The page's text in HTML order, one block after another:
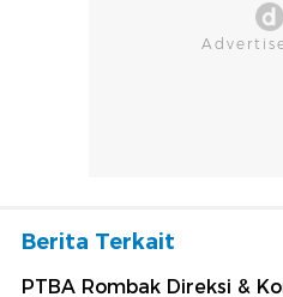
Berita Terkait
PTBA Rombak Direksi &